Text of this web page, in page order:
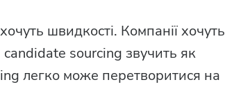
швидкості. Компанії хочуть
candidate sourcing звучить як
легко може перетворитися на